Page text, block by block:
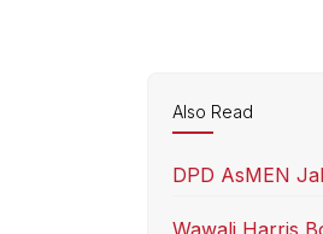
Also Read
DPD AsMEN